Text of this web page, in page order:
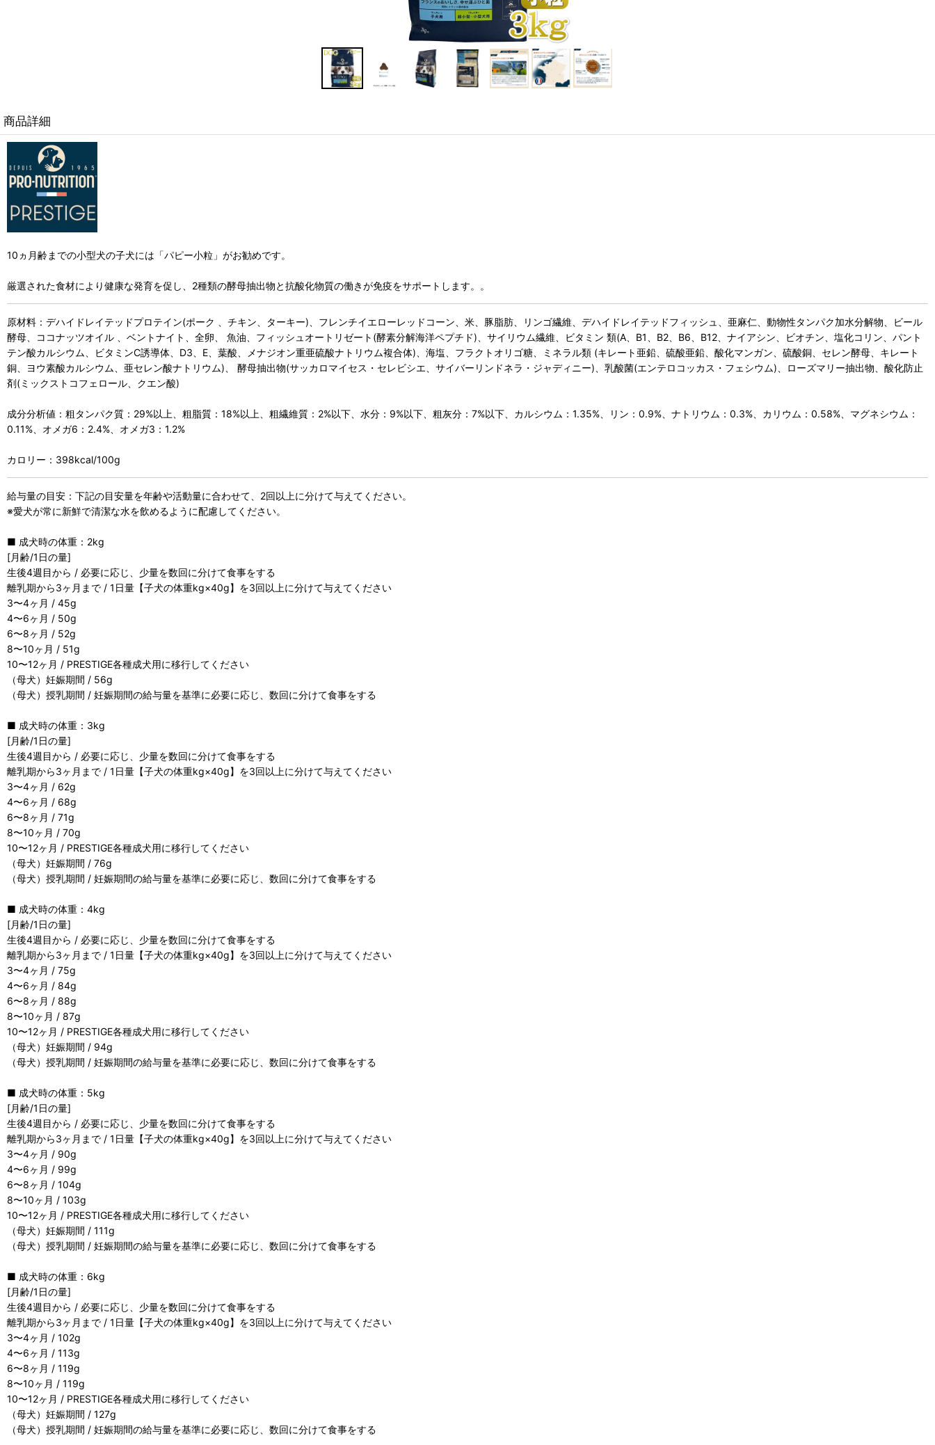
商品詳細
10ヵ月齢までの小型犬の子犬には「パピー小粒」がお勧めです。
厳選された食材により健康な発育を促し、2種類の酵母抽出物と抗酸化物質の働きが免疫をサポートします。。
原材料：デハイドレイテッドプロテイン(ポーク 、チキン、ターキー)、フレンチイエローレッドコーン、米、豚脂肪、リンゴ繊維、デハイドレイテッドフィッシュ、亜麻仁、動物性タンパク加水分解物、ビール
酵母、ココナッツオイル 、ベントナイト、全卵、 魚油、フィッシュオートリゼート(酵素分解海洋ペプチド)、サイリウム繊維、ビタミン 類(A、B1、B2、B6、B12、ナイアシン、ビオチン、塩化コリン、パント
テン酸カルシウム、ビタミンC誘導体、D3、E、葉酸、メナジオン重亜硫酸ナトリウム複合体)、海塩、フラクトオリゴ糖、ミネラル類 (キレート亜鉛、硫酸亜鉛、酸化マンガン、硫酸銅、セレン酵母、キレート
銅、ヨウ素酸カルシウム、亜セレン酸ナトリウム)、 酵母抽出物(サッカロマイセス・セレビシエ、サイバーリンドネラ・ジャディニー)、乳酸菌(エンテロコッカス・フェシウム)、ローズマリー抽出物、酸化防止
剤(ミックストコフェロール、クエン酸)
成分分析値：粗タンパク質：29%以上、粗脂質：18%以上、粗繊維質：2%以下、水分：9%以下、粗灰分：7%以下、カルシウム：1.35%、リン：0.9%、ナトリウム：0.3%、カリウム：0.58%、マグネシウム：
0.11%、オメガ6：2.4%、オメガ3：1.2%
カロリー：398kcal/100g
給与量の目安：下記の目安量を年齢や活動量に合わせて、2回以上に分けて与えてください。
※愛犬が常に新鮮で清潔な水を飲めるように配慮してください。
■ 成犬時の体重：2kg
[月齢/1日の量]
生後4週目から / 必要に応じ、少量を数回に分けて食事をする
離乳期から3ヶ月まで / 1日量【子犬の体重kg×40g】を3回以上に分けて与えてください
3〜4ヶ月 / 45g
4〜6ヶ月 / 50g
6〜8ヶ月 / 52g
8〜10ヶ月 / 51g
10〜12ヶ月 / PRESTIGE各種成犬用に移行してください
（母犬）妊娠期間 / 56g
（母犬）授乳期間 / 妊娠期間の給与量を基準に必要に応じ、数回に分けて食事をする
■ 成犬時の体重：3kg
[月齢/1日の量]
生後4週目から / 必要に応じ、少量を数回に分けて食事をする
離乳期から3ヶ月まで / 1日量【子犬の体重kg×40g】を3回以上に分けて与えてください
3〜4ヶ月 / 62g
4〜6ヶ月 / 68g
6〜8ヶ月 / 71g
8〜10ヶ月 / 70g
10〜12ヶ月 / PRESTIGE各種成犬用に移行してください
（母犬）妊娠期間 / 76g
（母犬）授乳期間 / 妊娠期間の給与量を基準に必要に応じ、数回に分けて食事をする
■ 成犬時の体重：4kg
[月齢/1日の量]
生後4週目から / 必要に応じ、少量を数回に分けて食事をする
離乳期から3ヶ月まで / 1日量【子犬の体重kg×40g】を3回以上に分けて与えてください
3〜4ヶ月 / 75g
4〜6ヶ月 / 84g
6〜8ヶ月 / 88g
8〜10ヶ月 / 87g
10〜12ヶ月 / PRESTIGE各種成犬用に移行してください
（母犬）妊娠期間 / 94g
（母犬）授乳期間 / 妊娠期間の給与量を基準に必要に応じ、数回に分けて食事をする
■ 成犬時の体重：5kg
[月齢/1日の量]
生後4週目から / 必要に応じ、少量を数回に分けて食事をする
離乳期から3ヶ月まで / 1日量【子犬の体重kg×40g】を3回以上に分けて与えてください
3〜4ヶ月 / 90g
4〜6ヶ月 / 99g
6〜8ヶ月 / 104g
8〜10ヶ月 / 103g
10〜12ヶ月 / PRESTIGE各種成犬用に移行してください
（母犬）妊娠期間 / 111g
（母犬）授乳期間 / 妊娠期間の給与量を基準に必要に応じ、数回に分けて食事をする
■ 成犬時の体重：6kg
[月齢/1日の量]
生後4週目から / 必要に応じ、少量を数回に分けて食事をする
離乳期から3ヶ月まで / 1日量【子犬の体重kg×40g】を3回以上に分けて与えてください
3〜4ヶ月 / 102g
4〜6ヶ月 / 113g
6〜8ヶ月 / 119g
8〜10ヶ月 / 119g
10〜12ヶ月 / PRESTIGE各種成犬用に移行してください
（母犬）妊娠期間 / 127g
（母犬）授乳期間 / 妊娠期間の給与量を基準に必要に応じ、数回に分けて食事をする